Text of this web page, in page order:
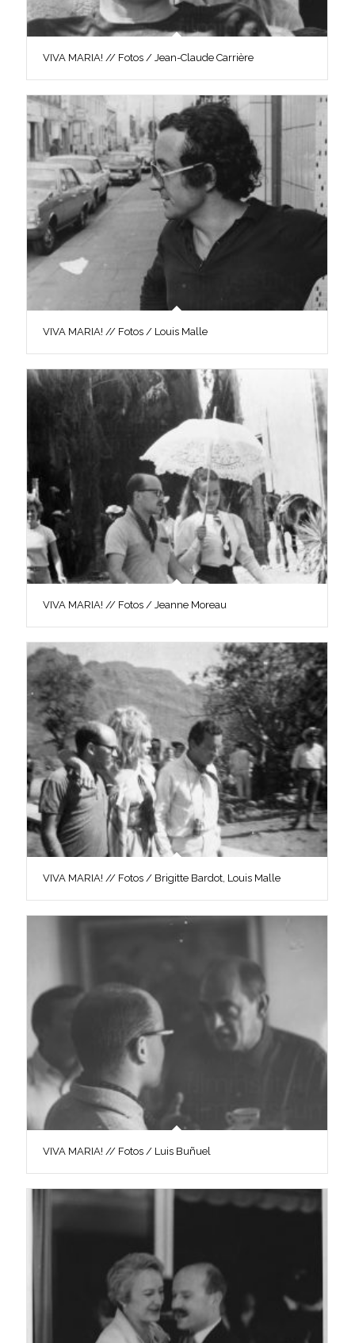
VIVA MARIA! // Fotos / Jean-Claude Carrière
VIVA MARIA! // Fotos / Louis Malle
VIVA MARIA! // Fotos / Jeanne Moreau
VIVA MARIA! // Fotos / Brigitte Bardot, Louis Malle
VIVA MARIA! // Fotos / Luis Buñuel